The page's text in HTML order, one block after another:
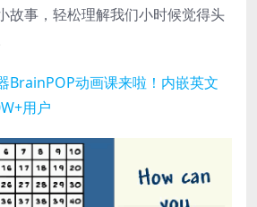
故事，轻松理解我们小时候觉得头